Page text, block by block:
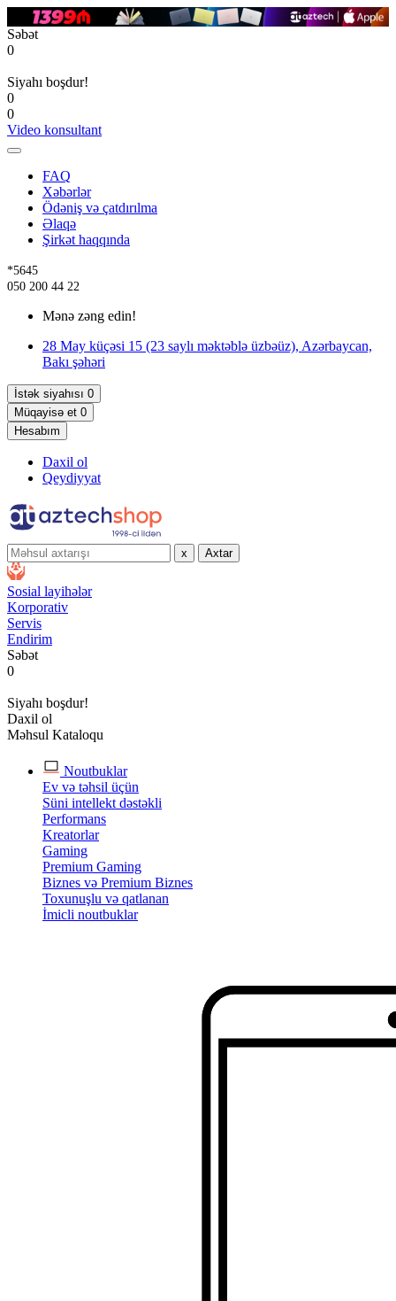
Səbət
0
Siyahı boşdur!
0
0
Video konsultant
FAQ
Xəbərlər
Ödəniş və çatdırılma
Əlaqə
Şirkət haqqında
*5645
050 200 44 22
Mənə zəng edin!
28 May küçəsi 15 (23 saylı məktəblə üzbəüz), Azərbaycan,
Bakı şəhəri
İstək siyahısı 0
Müqayisə et 0
Hesabım
Daxil ol
Qeydiyyat
x Axtar
Sosial layihələr
Korporativ
Servis
Endirim
Səbət
0
Siyahı boşdur!
Daxil ol
Məhsul Kataloqu
Noutbuklar
Ev və təhsil üçün
Süni intellekt dəstəkli
Performans
Kreatorlar
Gaming
Premium Gaming
Biznes və Premium Biznes
Toxunuşlu və qatlanan
İmicli noutbuklar